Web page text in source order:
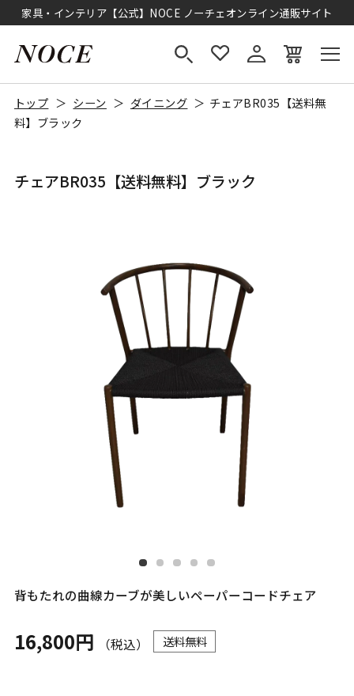
家具・インテリア【公式】NOCE ノーチェオンライン通販サイト
トップ シーン ダイニング
チェアBR035【送料無
料】ブラック
チェアBR035【送料無料】ブラック
背もたれの曲線カーブが美しいペーパーコードチェア
16,800円 （税込） 送料無料